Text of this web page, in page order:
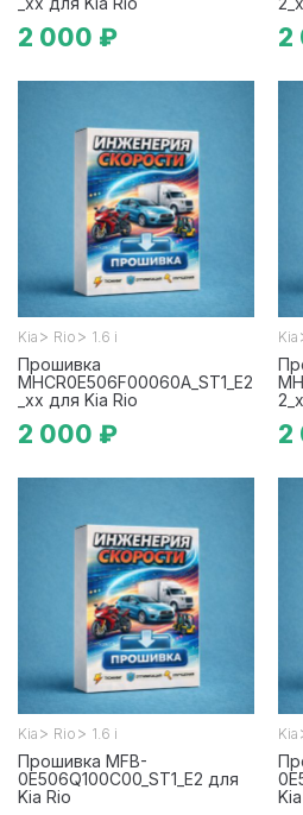
2 000 ₽ 2
Kia > Rio > 1.6 i
Прошивка
MHCR0E506F00060A_ST1_E2
_xx для Kia Rio
2 000 ₽
Kia
2
Kia > Rio > 1.6 i
Прошивка MFB-
0E506Q100C00_ST1_E2 для
Kia Rio
Kia